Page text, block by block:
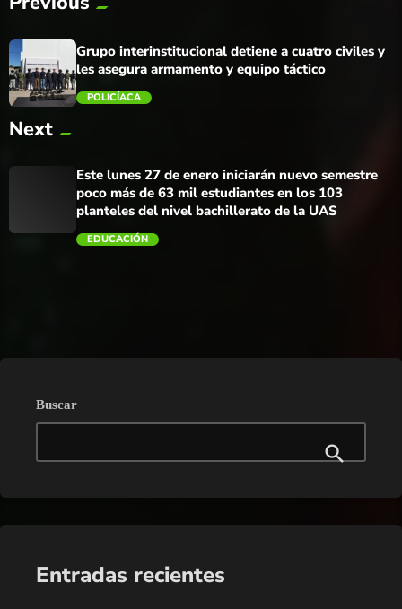
Grupo interinstitucional detiene a cuatro civiles y
les asegura armamento y equipo táctico
POLICÍACA
Next
Este lunes 27 de enero iniciarán nuevo semestre
poco más de 63 mil estudiantes en los 103
planteles del nivel bachillerato de la UAS
EDUCACIÓN
Buscar
Entradas recientes